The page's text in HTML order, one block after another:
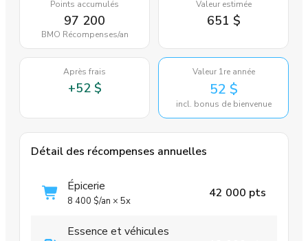
Points accumulés
97 200
BMO Récompenses/an
Valeur estimée
651 $
Après frais
+52 $
Valeur 1re année
52 $
incl. bonus de bienvenue
Détail des récompenses annuelles
Épicerie
8 400 $/an × 5x
42 000 pts
Essence et véhicules